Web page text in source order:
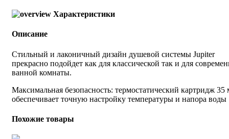
Характеристики
Описание
Стильный и лаконичный дизайн душевой системы Jupiter
прекрасно подойдет как для классической так и для
ванной комнаты.
Максимальная безопасность: термостатический картридж 35
обеспечивает точную настройку температуры и напора воды
Похожие товары